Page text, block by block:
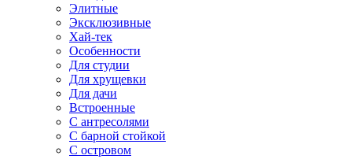
Элитные
Эксклюзивные
Хай-тек
Особенности
Для студии
Для хрущевки
Для дачи
Встроенные
С антресолями
С барной стойкой
С островом